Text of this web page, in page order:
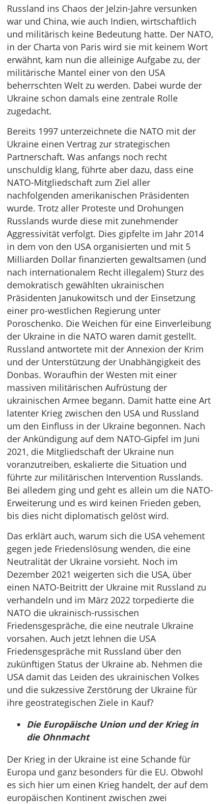
Russland ins Chaos der Jelzin-Jahre versunken
war und China, wie auch Indien, wirtschaftlich
und militärisch keine Bedeutung hatte. Der NATO,
in der Charta von Paris wird sie mit keinem Wort
erwähnt, kam nun die alleinige Aufgabe zu, der
militärische Mantel einer von den USA
beherrschten Welt zu werden. Dabei wurde der
Ukraine schon damals eine zentrale Rolle
zugedacht.
Bereits 1997 unterzeichnete die NATO mit der
Ukraine einen Vertrag zur strategischen
Partnerschaft. Was anfangs noch recht
unschuldig klang, führte aber dazu, dass eine
NATO-Mitgliedschaft zum Ziel aller
nachfolgenden amerikanischen Präsidenten
wurde. Trotz aller Proteste und Drohungen
Russlands wurde diese mit zunehmender
Aggressivität verfolgt. Dies gipfelte im Jahr 2014
in dem von den USA organisierten und mit 5
Milliarden Dollar finanzierten gewaltsamen (und
nach internationalem Recht illegalem) Sturz des
demokratisch gewählten ukrainischen
Präsidenten Janukowitsch und der Einsetzung
einer pro-westlichen Regierung unter
Poroschenko. Die Weichen für eine Einverleibung
der Ukraine in die NATO waren damit gestellt.
Russland antwortete mit der Annexion der Krim
und der Unterstützung der Unabhängigkeit des
Donbas. Woraufhin der Westen mit einer
massiven militärischen Aufrüstung der
ukrainischen Armee begann. Damit hatte eine Art
latenter Krieg zwischen den USA und Russland
um den Einfluss in der Ukraine begonnen. Nach
der Ankündigung auf dem NATO-Gipfel im Juni
2021, die Mitgliedschaft der Ukraine nun
voranzutreiben, eskalierte die Situation und
führte zur militärischen Intervention Russlands.
Bei alledem ging und geht es allein um die NATO-
Erweiterung und es wird keinen Frieden geben,
bis dies nicht diplomatisch gelöst wird.
Das erklärt auch, warum sich die USA vehement
gegen jede Friedenslösung wenden, die eine
Neutralität der Ukraine vorsieht. Noch im
Dezember 2021 weigerten sich die USA, über
einen NATO-Beitritt der Ukraine mit Russland zu
verhandeln und im März 2022 torpedierte die
NATO die ukrainisch-russischen
Friedensgespräche, die eine neutrale Ukraine
vorsahen. Auch jetzt lehnen die USA
Friedensgespräche mit Russland über den
zukünftigen Status der Ukraine ab. Nehmen die
USA damit das Leiden des ukrainischen Volkes
und die sukzessive Zerstörung der Ukraine für
ihre geostrategischen Ziele in Kauf?
Die Europäische Union und der Krieg in
die Ohnmacht
Der Krieg in der Ukraine ist eine Schande für
Europa und ganz besonders für die EU. Obwohl
es sich hier um einen Krieg handelt, der auf dem
europäischen Kontinent zwischen zwei